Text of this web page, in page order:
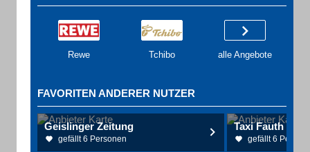
Rewe Tchibo alle Angebote
FAVORITEN ANDERER NUTZER
Geislinger Zeitung
gefällt 6 Personen
Taxi Fauth
gefällt 6